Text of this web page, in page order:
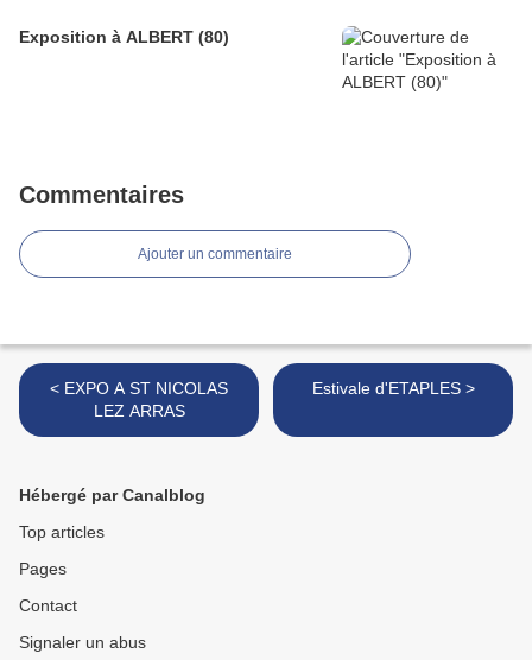
Exposition à ALBERT (80)
Commentaires
Ajouter un commentaire
< EXPO A ST NICOLAS
LEZ ARRAS
Estivale d'ETAPLES >
Hébergé par Canalblog
Top articles
Pages
Contact
Signaler un abus